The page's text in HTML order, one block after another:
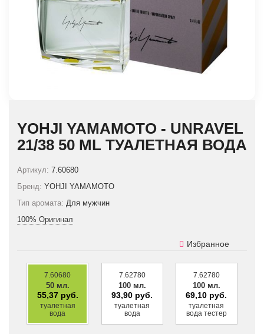
YOHJI YAMAMOTO - UNRAVEL
21/38 50 ML ТУАЛЕТНАЯ ВОДА
Артикул: 7.60680
Бренд: YOHJI YAMAMOTO
Тип аромата: Для мужчин
100% Оригинал
Избранное
7.60680
50 мл.
55,37 руб.
туалетная
вода
7.62780
100 мл.
93,90 руб.
туалетная
вода
7.62780
100 мл.
69,10 руб.
туалетная
вода тестер